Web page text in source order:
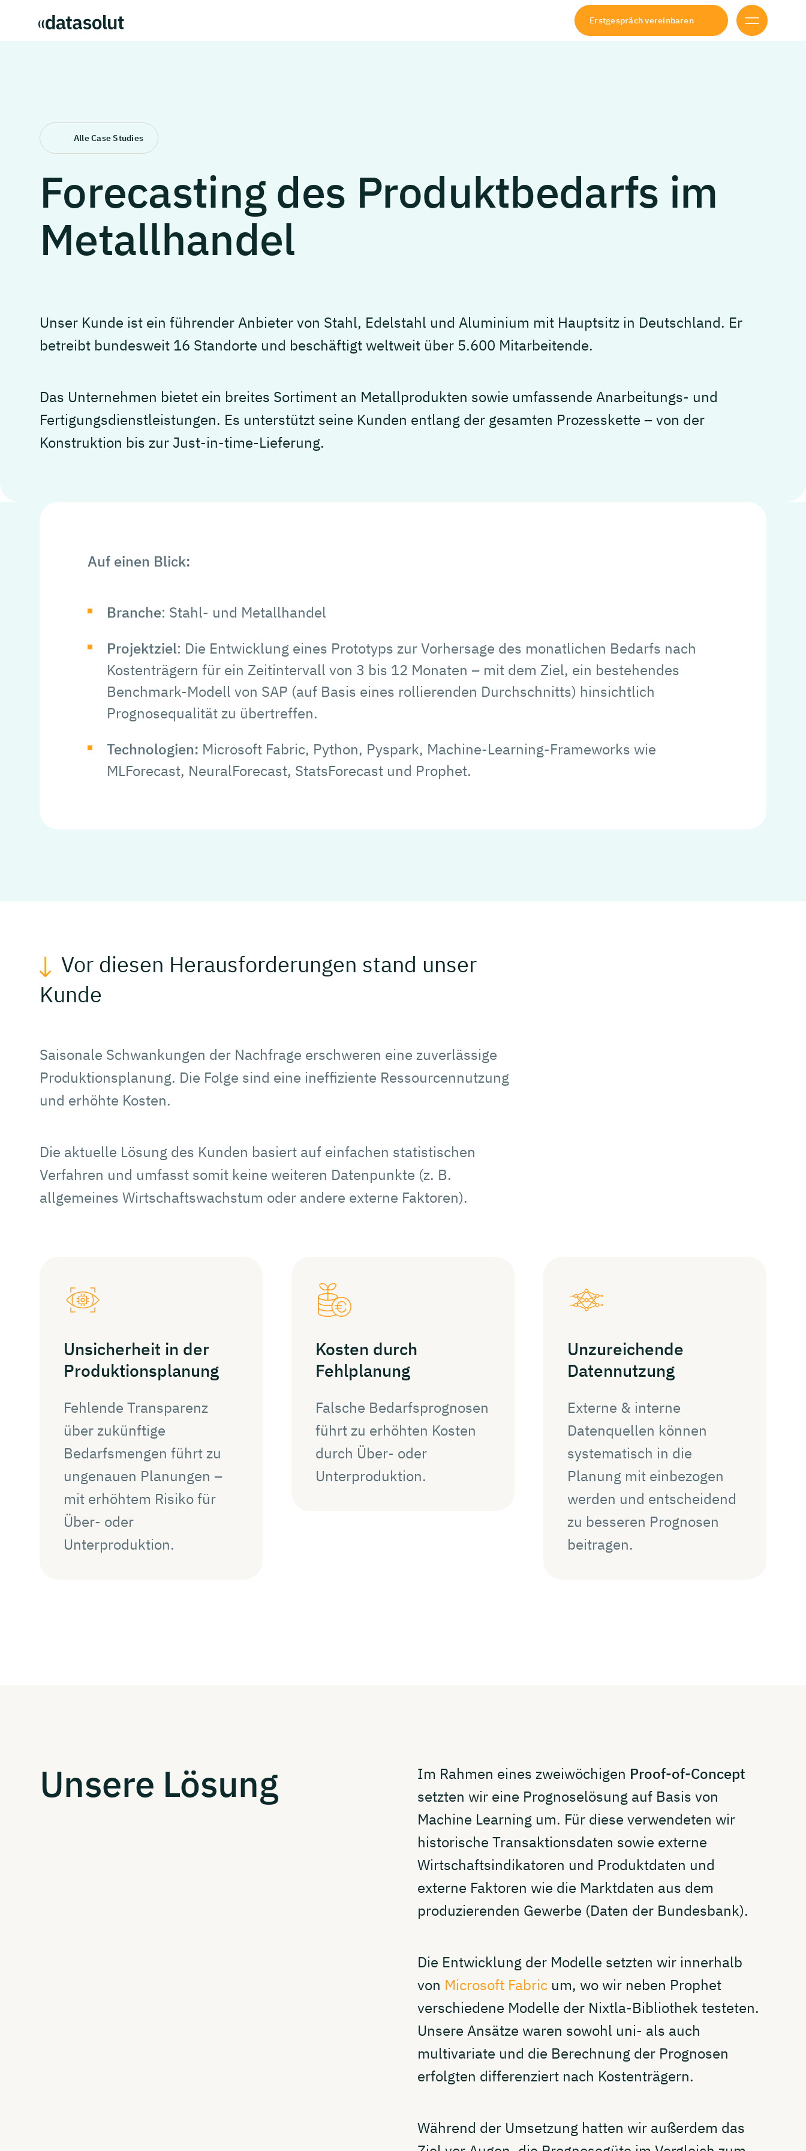
Erstgespräch vereinbaren
Alle Case Studies
Forecasting des Produktbedarfs im
Metallhandel
Unser Kunde ist ein führender Anbieter von Stahl, Edelstahl und Aluminium mit Hauptsitz in Deutschland. Er
betreibt bundesweit 16 Standorte und beschäftigt weltweit über 5.600 Mitarbeitende.
Das Unternehmen bietet ein breites Sortiment an Metallprodukten sowie umfassende Anarbeitungs- und
Fertigungsdienstleistungen. Es unterstützt seine Kunden entlang der gesamten Prozesskette – von der
Konstruktion bis zur Just-in-time-Lieferung.
Auf einen Blick:
Branche: Stahl- und Metallhandel
Projektziel: Die Entwicklung eines Prototyps zur Vorhersage des monatlichen Bedarfs nach
Kostenträgern für ein Zeitintervall von 3 bis 12 Monaten – mit dem Ziel, ein bestehendes
Benchmark-Modell von SAP (auf Basis eines rollierenden Durchschnitts) hinsichtlich
Prognosequalität zu übertreffen.
Technologien: Microsoft Fabric, Python, Pyspark, Machine-Learning-Frameworks wie
MLForecast, NeuralForecast, StatsForecast und Prophet.
Vor diesen Herausforderungen stand unser
Kunde
Saisonale Schwankungen der Nachfrage erschweren eine zuverlässige
Produktionsplanung. Die Folge sind eine ineffiziente Ressourcennutzung
und erhöhte Kosten.
Die aktuelle Lösung des Kunden basiert auf einfachen statistischen
Verfahren und umfasst somit keine weiteren Datenpunkte (z. B.
allgemeines Wirtschaftswachstum oder andere externe Faktoren).
Unsicherheit in der
Produktionsplanung
Fehlende Transparenz
über zukünftige
Bedarfsmengen führt zu
ungenauen Planungen –
mit erhöhtem Risiko für
Über- oder
Unterproduktion.
Kosten durch
Fehlplanung
Falsche Bedarfsprognosen
führt zu erhöhten Kosten
durch Über- oder
Unterproduktion.
Unzureichende
Datennutzung
Externe & interne
Datenquellen können
systematisch in die
Planung mit einbezogen
werden und entscheidend
zu besseren Prognosen
beitragen.
Unsere Lösung Im Rahmen eines zweiwöchigen Proof-of-Concept
setzten wir eine Prognoselösung auf Basis von
Machine Learning um. Für diese verwendeten wir
historische Transaktionsdaten sowie externe
Wirtschaftsindikatoren und Produktdaten und
externe Faktoren wie die Marktdaten aus dem
produzierenden Gewerbe (Daten der Bundesbank).
Die Entwicklung der Modelle setzten wir innerhalb
von Microsoft Fabric um, wo wir neben Prophet
verschiedene Modelle der Nixtla-Bibliothek testeten.
Unsere Ansätze waren sowohl uni- als auch
multivariate und die Berechnung der Prognosen
erfolgten differenziert nach Kostenträgern.
Während der Umsetzung hatten wir außerdem das